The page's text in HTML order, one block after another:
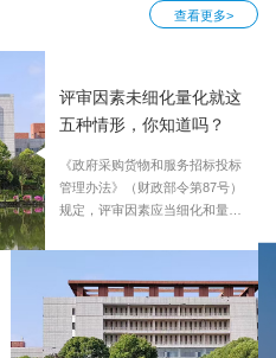
查看更多>
评审因素未细化量化就这
五种情形，你知道吗？
《政府采购货物和服务招标投标
管理办法》（财政部令第87号）
规定，评审因素应当细化和量
需求对...